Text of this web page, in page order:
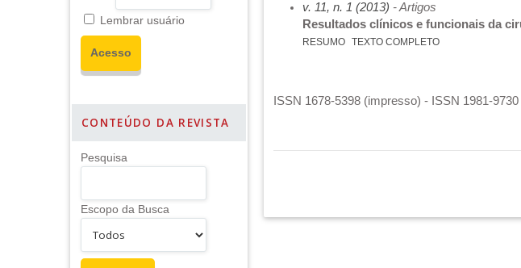
Lembrar usuário
CONTEÚDO DA REVISTA
Pesquisa
Escopo da Busca
v. 11, n. 1 (2013) - Artigos
Resultados clínicos e funcionais da
RESUMO TEXTO COMPLETO
ISSN 1678-5398 (impresso) - ISSN 1981-